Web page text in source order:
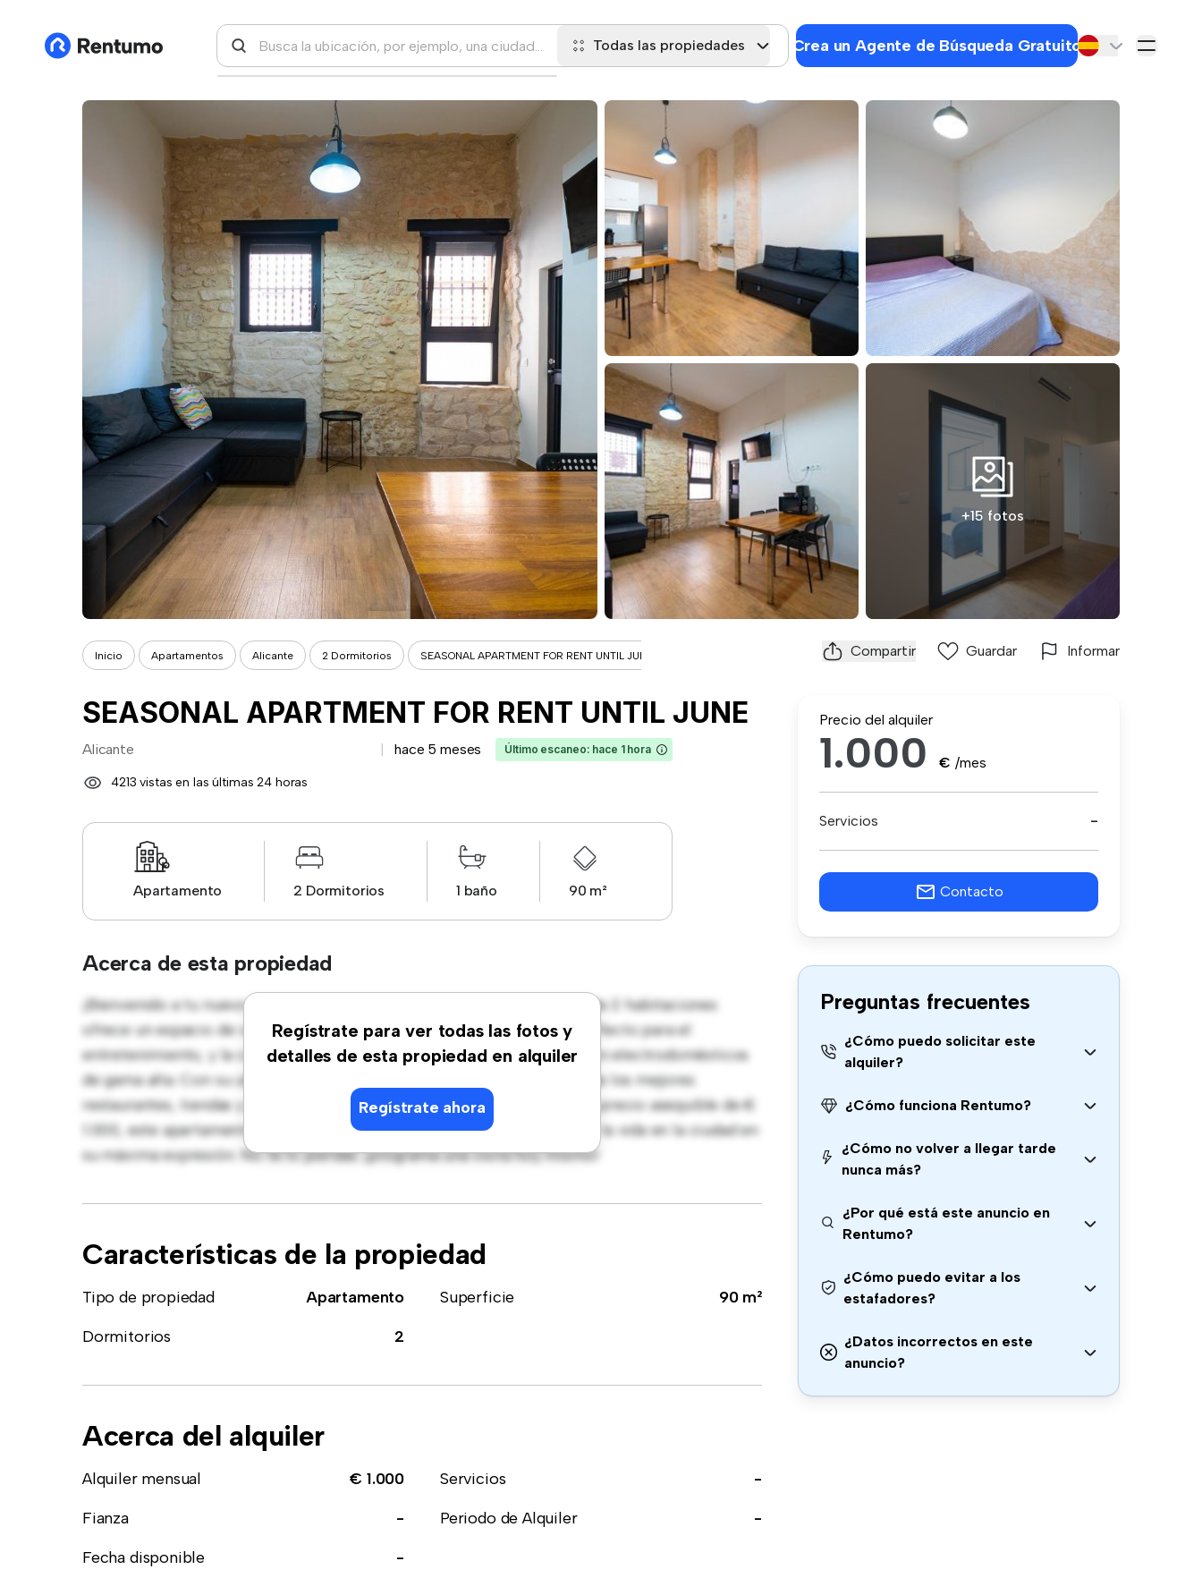
Todas las propiedades Crea un Agente de Búsqueda Gratuito
+15 fotos
Inicio Apartamentos Alicante 2 Dormitorios SEASONAL APARTMENT FOR RENT UNTIL JUNE Compartir Guardar Informar
SEASONAL APARTMENT FOR RENT UNTIL JUNE
Alicante hace 5 meses Último escaneo: hace 1 hora
4213 vistas en las últimas 24 horas
Apartamento 2 Dormitorios 1 baño 90 m²
Acerca de esta propiedad
Regístrate para ver todas las fotos y
detalles de esta propiedad en alquiler
Regístrate ahora
¡Bienvenido a tu nuevo hogar en Alicante! Este moderno apartamento de 2 habitaciones
ofrece un espacio de vida elegante y acogedor. El diseño diáfano es perfecto para el
entretenimiento, y la cocina de estilo contemporáneo está equipada con electrodomésticos
de gama alta. Con su ubicación privilegiada, estarás a solo unos pasos de los mejores
restaurantes, tiendas y lugares de entretenimiento de la ciudad. Con un precio asequible de €
1.000, este apartamento es una oportunidad fantástica para disfrutar de la vida en la ciudad en
su máxima expresión. No te lo pierdas: ¡programa una visita hoy mismo!
Características de la propiedad
Tipo de propiedad Apartamento Superficie
90 m²
Dormitorios
2
Acerca del alquiler
Alquiler mensual € 1.000 Servicios
-
Fianza
- Periodo de Alquiler
-
Fecha disponible
-
Precio del alquiler
1.000 € /mes
Servicios -
Contacto
Preguntas frecuentes
¿Cómo puedo solicitar este
alquiler?
¿Cómo funciona Rentumo?
¿Cómo no volver a llegar tarde
nunca más?
¿Por qué está este anuncio en
Rentumo?
¿Cómo puedo evitar a los
estafadores?
¿Datos incorrectos en este
anuncio?